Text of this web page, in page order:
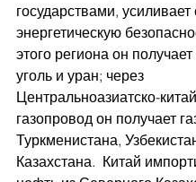
государствами,
энергетическую
этого региона он
уголь и уран; через
Центральноазиатско-
газопровод он получает
Туркменистана,
Казахстана.  Китай